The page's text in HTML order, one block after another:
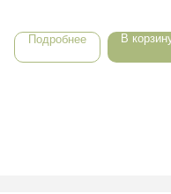
Подробнее В